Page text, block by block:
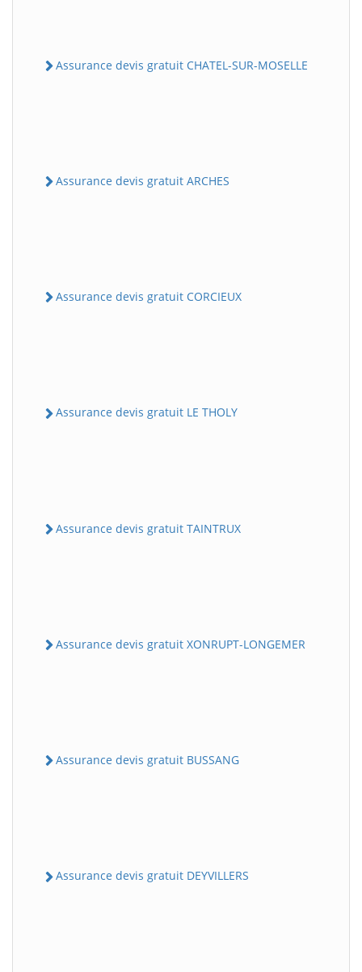
Assurance devis gratuit CHATEL-SUR-MOSELLE
Assurance devis gratuit ARCHES
Assurance devis gratuit CORCIEUX
Assurance devis gratuit LE THOLY
Assurance devis gratuit TAINTRUX
Assurance devis gratuit XONRUPT-LONGEMER
Assurance devis gratuit BUSSANG
Assurance devis gratuit DEYVILLERS